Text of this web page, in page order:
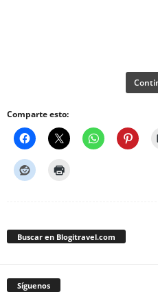
Comparte esto:
Buscar en Blogitravel.com
Síguenos